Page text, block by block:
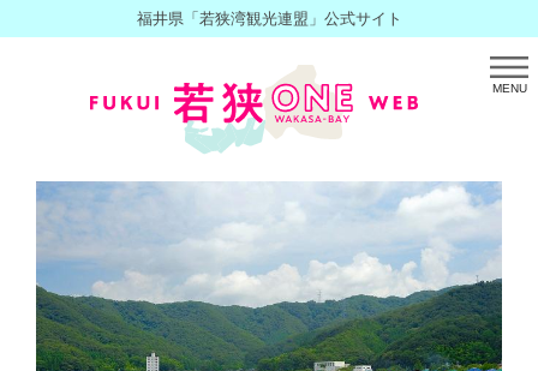
福井県「若狭湾観光連盟」公式サイト
MENU